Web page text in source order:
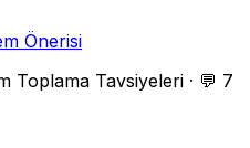
Önerisi
Toplama Tavsiyeleri · 💬 7